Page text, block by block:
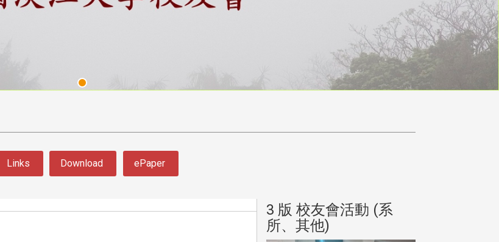
Links Download ePaper
友會活動 (系
3 版 校友會活動 (系
3 版 校友會活動 (系
所、其他)